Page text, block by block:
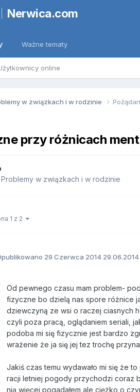
Nerwica.com
online
Ważne tematy
w związkach i w rodzinie
przy różnicach
Problemy w związkach i w rodzinie
1 z 2
29 Czerwca 2014
Od pewnego czasu mam problem-
fizyczne bo dzielą nas spore różnice
dziewczyną ze wsi o raczej ciasnych
czyli poza pracą, oglądaniem seriali,
podoba mi się fizycznie jest bardzo
wrażenie że ja się jej tez trochę
Jakiś czas temu wydawało mi się że
racji letniej pogody przychodzi coraz
nią więcej pogadałem ale ciężko o